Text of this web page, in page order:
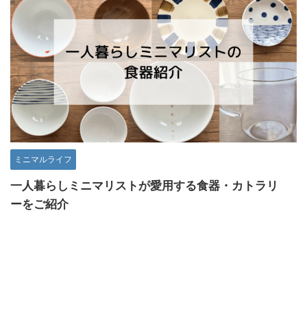
ミニマルライフ
一人暮らしミニマリストが愛用する食器・カトラリ
ーをご紹介